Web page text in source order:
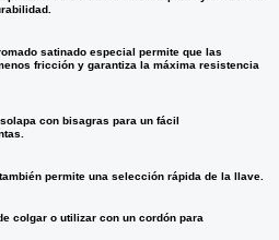
satinado especial permite que las
fricción y garantiza la máxima resistencia
con bisagras para un fácil
permite una selección rápida de la llave.
colgar o utilizar con un cordón para